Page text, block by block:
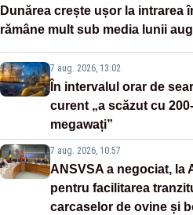
Dunărea crește ușor la intrarea
rămâne mult sub media lunii
7 aug. 2026, 13:02
În intervalul orar de
curent „a scăzut cu
megawați”
7 aug. 2026, 10:57
ANSVSA a negociat, la
pentru facilitarea
carcaselor de ovine și